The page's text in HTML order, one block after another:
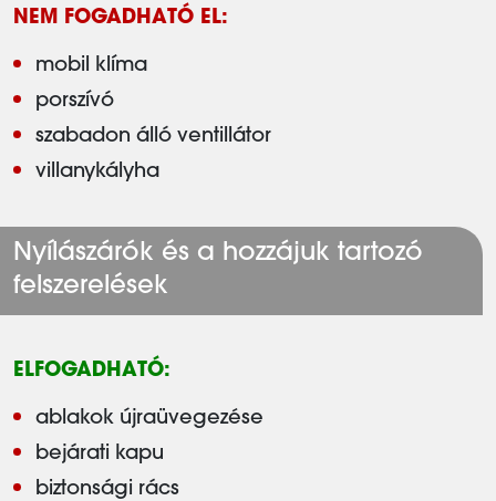
NEM FOGADHATÓ EL:
mobil klíma
porszívó
szabadon álló ventillátor
villanykályha
Nyílászárók és a hozzájuk tartozó
felszerelések
ELFOGADHATÓ:
ablakok újraüvegezése
bejárati kapu
biztonsági rács